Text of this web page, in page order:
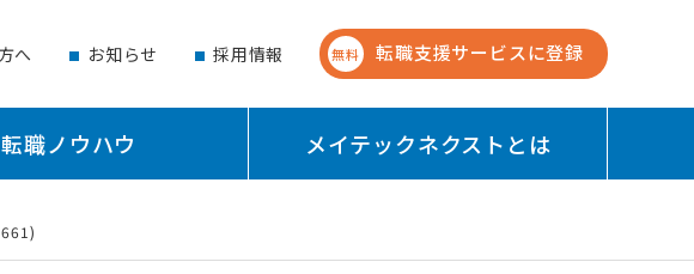
へ お知らせ 採用情報 無料 転職支援サービスに登録
転職ノウハウ メイテックネクストとは